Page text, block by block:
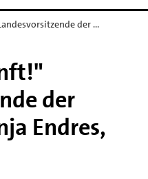
der …
der
Endres,